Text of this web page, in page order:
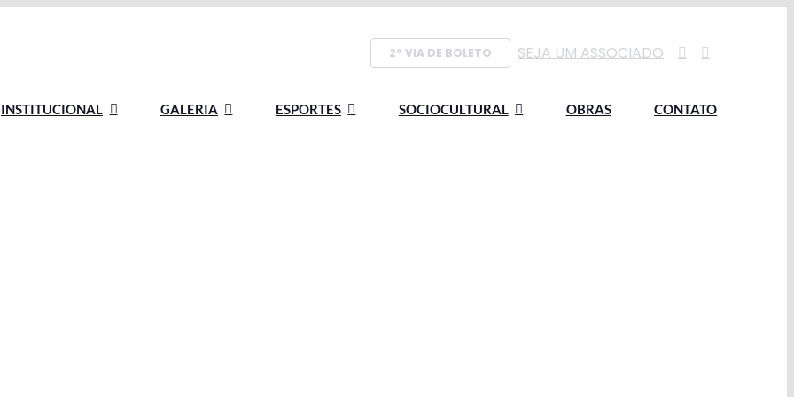
2ª VIA DE BOLETO SEJA UM ASSOCIADO
INSTITUCIONAL GALERIA ESPORTES SOCIOCULTURAL OBRAS CONTATO